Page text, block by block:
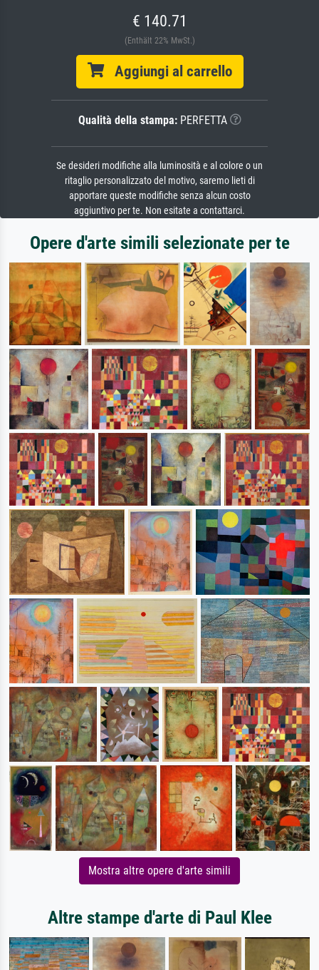
€ 140.71
(Enthält 22% MwSt.)
Aggiungi al carrello
Qualità della stampa:PERFETTA
Se desideri modifiche alla luminosità e al colore o un
ritaglio personalizzato del motivo, saremo lieti di
apportare queste modifiche senza alcun costo
aggiuntivo per te. Non esitate a contattarci.
Opere d'arte simili selezionate per te
Mostra altre opere d'arte simili
Altre stampe d'arte di Paul Klee